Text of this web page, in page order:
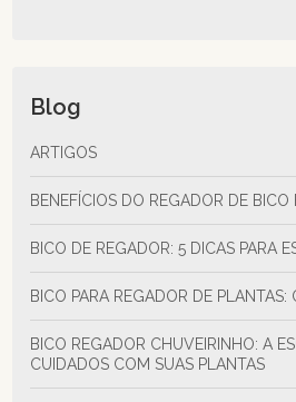
Blog
ARTIGOS
BENEFÍCIOS DO REGADOR DE BICO
BICO DE REGADOR: 5 DICAS PARA
BICO PARA REGADOR DE
BICO REGADOR CHUVEIRINHO: A ESCOLHA IDEAL PARA
CUIDADOS COM SUAS PLANTAS